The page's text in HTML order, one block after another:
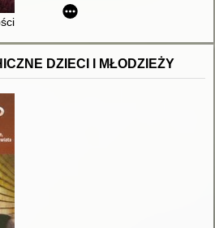
i zagrożenia
DZIECI I MŁODZIEŻY